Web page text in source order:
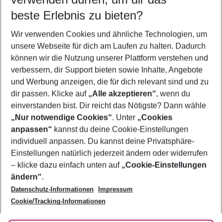
5-8 Nächte
2 Erwachsene Keine Kinder
Mehr Filter anzeigen
Footer
Footer navigation
Über uns
AGB
Bestpreisgarantie
Cookie-Einstellungen ändern
Cookie-Richtlinie
Agenturbetreuung
Barrierefreies Reisen
Folge uns
beste Erlebnis zu bieten?
Wir verwenden Cookies und ähnliche Technologien, um
unsere Webseite für dich am Laufen zu halten. Dadurch
können wir die Nutzung unserer Plattform verstehen und
verbessern, dir Support bieten sowie Inhalte, Angebote
und Werbung anzeigen, die für dich relevant sind und zu
dir passen. Klicke auf „Alle akzeptieren“, wenn du
einverstanden bist. Dir reicht das Nötigste? Dann wähle
„Nur notwendige Cookies“. Unter „Cookies
anpassen“ kannst du deine Cookie-Einstellungen
individuell anpassen. Du kannst deine Privatsphäre-
Einstellungen natürlich jederzeit ändern oder widerrufen
– klicke dazu einfach unten auf „Cookie-Einstellungen
ändern“.
Datenschutz-Informationen
Impressum
Cookie/Tracking-Informationen